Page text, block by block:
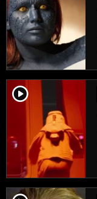
player2